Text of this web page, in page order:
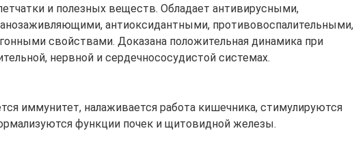
и полезных веществ. Обладает антивирусными,
антиоксидантными, противовоспалительными,
свойствами. Доказана положительная динамика при
нервной и сердечнососудистой системах.
иммунитет, налаживается работа кишечника, стимулируются
функции почек и щитовидной железы.